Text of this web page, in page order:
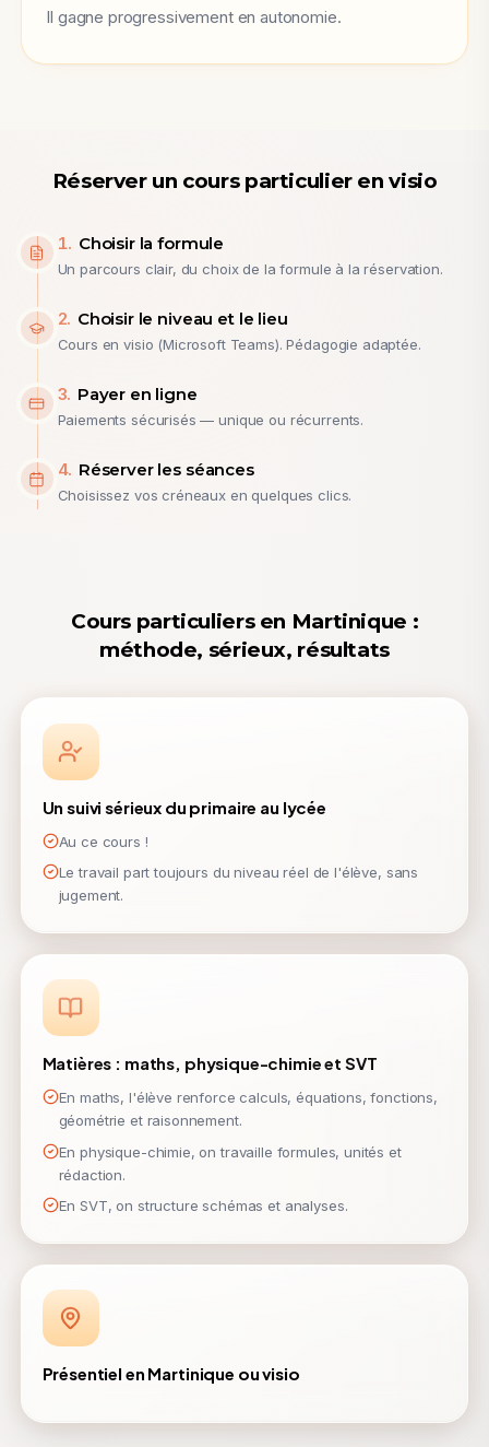
Il gagne progressivement en autonomie.
Réserver un cours particulier en visio
1. Choisir la formule
Un parcours clair, du choix de la formule à la réservation.
2. Choisir le niveau et le lieu
Cours en visio (Microsoft Teams). Pédagogie adaptée.
3. Payer en ligne
Paiements sécurisés — unique ou récurrents.
4. Réserver les séances
Choisissez vos créneaux en quelques clics.
Cours particuliers en Martinique :
méthode, sérieux, résultats
Un suivi sérieux du primaire au lycée
Au ce cours !
Le travail part toujours du niveau réel de l'élève, sans
jugement.
Matières : maths, physique-chimie et SVT
En maths, l'élève renforce calculs, équations, fonctions,
géométrie et raisonnement.
En physique-chimie, on travaille formules, unités et
rédaction.
En SVT, on structure schémas et analyses.
Présentiel en Martinique ou visio